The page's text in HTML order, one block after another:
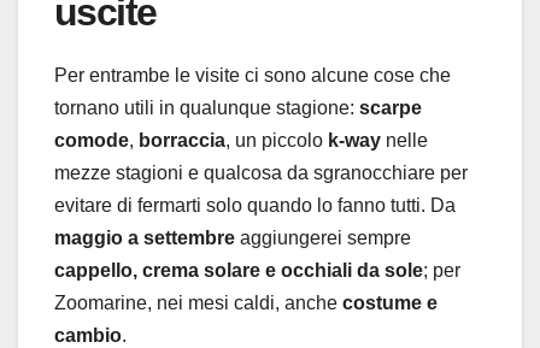
uscite
Per entrambe le visite ci sono alcune cose che
tornano utili in qualunque stagione: scarpe
comode, borraccia, un piccolo k-way nelle
mezze stagioni e qualcosa da sgranocchiare per
evitare di fermarti solo quando lo fanno tutti. Da
maggio a settembre aggiungerei sempre
cappello, crema solare e occhiali da sole; per
Zoomarine, nei mesi caldi, anche costume e
cambio.